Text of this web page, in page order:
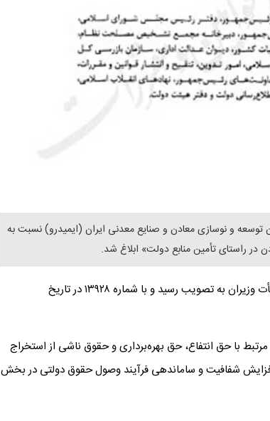
و نوسازی معادن و صنایع معدنی ایران (ایمیدرو) نسبت به
در راستای تأمین منابع دولت» ابلاغ شد.
به گزارش دنیای معدن، نامه مربوطه در جلسه مورخ ۱۴۰۵/۰۲/۱۴ هیأت وزیران به تصویب رسید و با شماره ۱۳۹۲۸ در تاریخ
با حق انتفاع، حق بهره‌برداری و حقوق ناشی از استخراج
شفافیت و ساماندهی فرآیند وصول حقوق دولتی در بخش